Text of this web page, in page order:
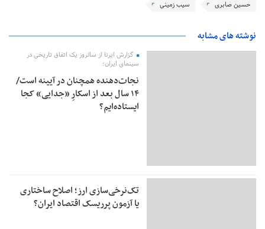
حسین صابری سیب زمینی
نوشته های مشابه
گزارش ایرنا از سالروز یک اتفاق تاریخی در
سینمای ایران؛
نجات‌دهنده‌ همچنان در آیینه است/
۱۴ سال بعد از اسکارِ «جدایی» کجا
ایستاده‌ایم؟
تک‌نرخی‌سازی ارز؛ اصلاح ساختاری
یا آزمون پرریسک اقتصاد ایران؟